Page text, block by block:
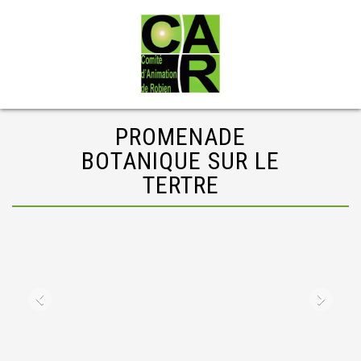
PROMENADE
BOTANIQUE SUR LE
TERTRE